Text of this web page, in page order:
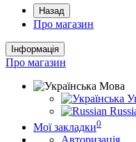
Назад
Про магазин
Інформація
Про магазин
Мова
Мої закладки0
Авторизація